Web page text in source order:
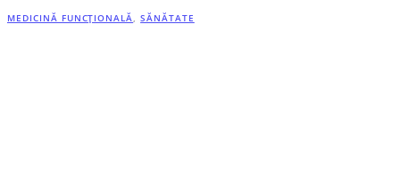
MEDICINĂ FUNCȚIONALĂ ,SĂNĂTATE